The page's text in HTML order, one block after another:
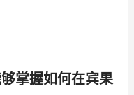
掌握如何在宾果